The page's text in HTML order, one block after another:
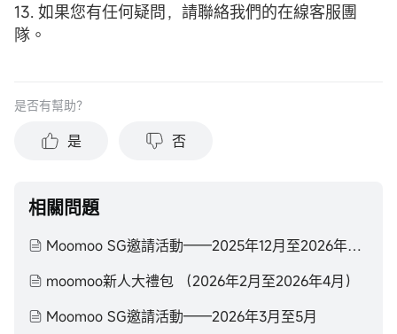
13. 如果您有任何疑問，請聯絡我們的在線客服團
隊。
是否有幫助？
是 否
相關問題
Moomoo SG邀請活動——2025年12月至2026年2月
moomoo新人大禮包 （2026年2月至2026年4月）
Moomoo SG邀請活動——2026年3月至5月